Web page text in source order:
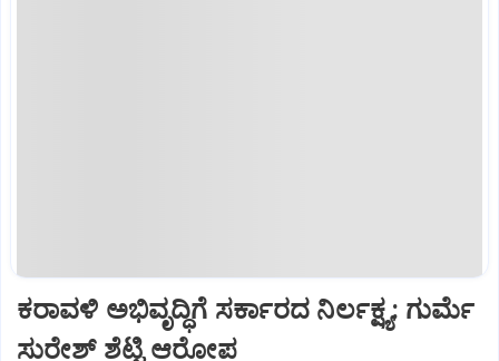
ಕರಾವಳಿ ಅಭಿವೃದ್ಧಿಗೆ ಸರ್ಕಾರದ ನಿರ್ಲಕ್ಷ್ಯ: ಗುರ್ಮೆ
ಸುರೇಶ್ ಶೆಟ್ಟಿ ಆರೋಪ